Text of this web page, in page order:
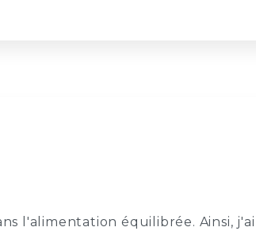
l'alimentation équilibrée. Ainsi,